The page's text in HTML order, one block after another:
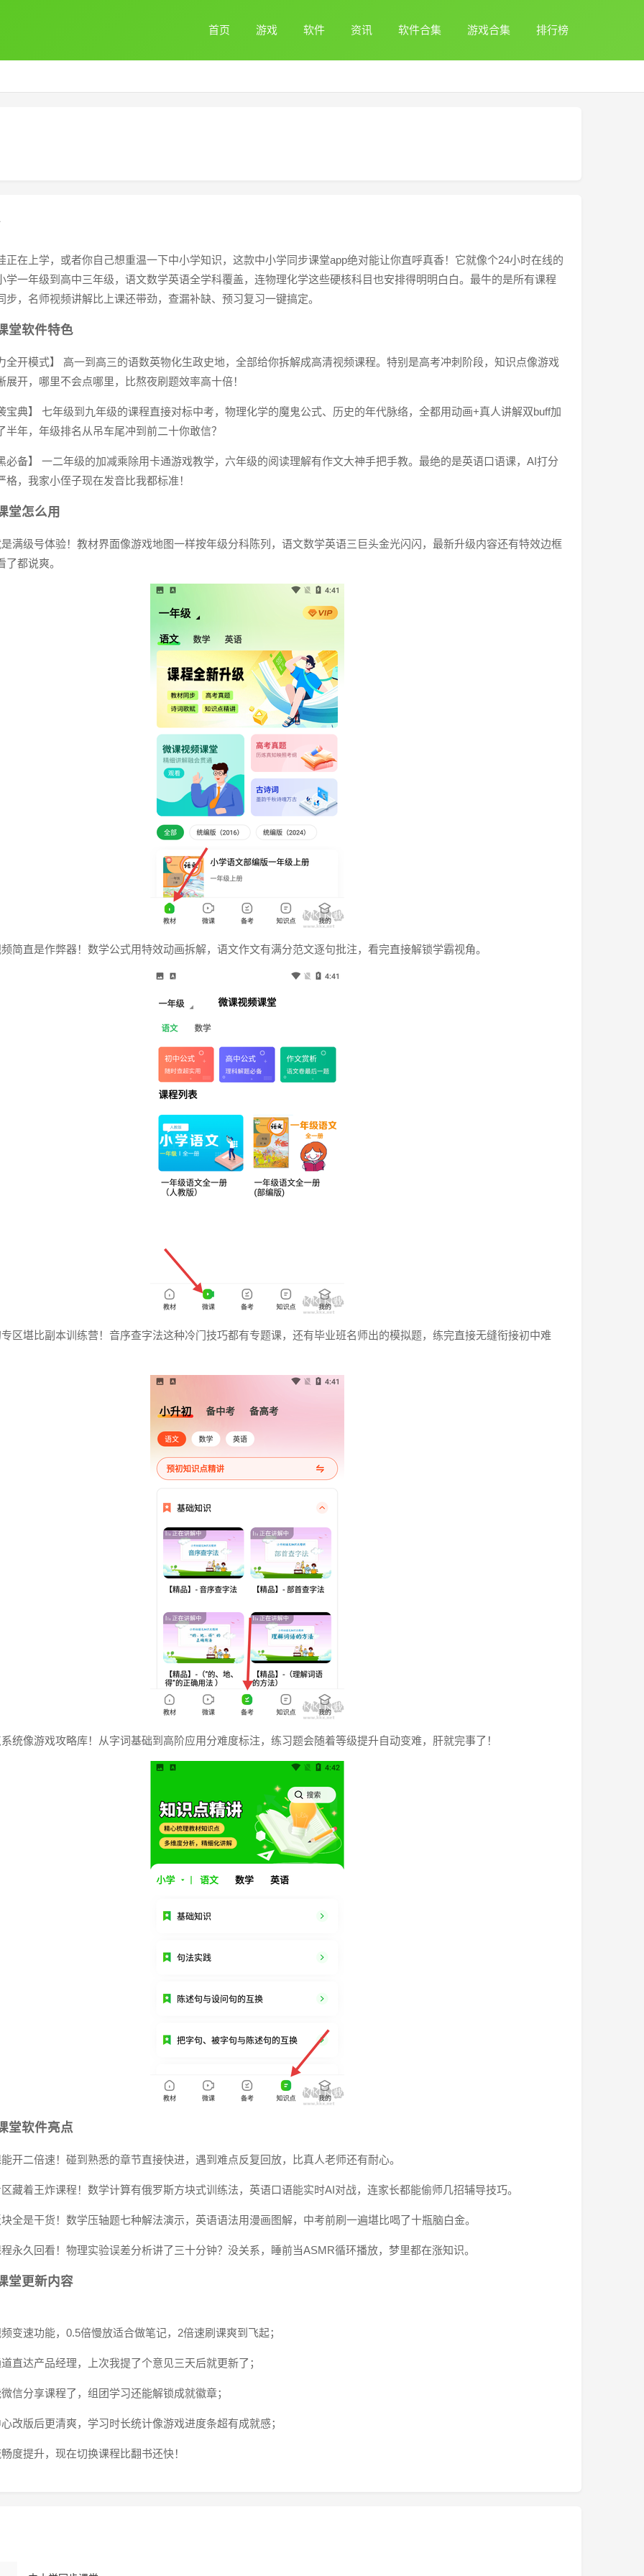
首页 游戏 软件 资讯 软件合集 游戏合集 排行榜
正在上学，或者你自己想重温一下中小学知识，这款中小学同步课堂app绝对能让你直呼真香！它就像个24小时在线的
学一年级到高中三年级，语文数学英语全学科覆盖，连物理化学这些硬核科目也安排得明明白白。最牛的是所有课程
步，名师视频讲解比上课还带劲，查漏补缺、预习复习一键搞定。
堂软件特色
全开模式】 高一到高三的语数英物化生政史地，全部给你拆解成高清视频课程。特别是高考冲刺阶段，知识点像游戏
展开，哪里不会点哪里，比熬夜刷题效率高十倍！
宝典】 七年级到九年级的课程直接对标中考，物理化学的魔鬼公式、历史的年代脉络，全都用动画+真人讲解双buff加
半年，年级排名从吊车尾冲到前二十你敢信？
必备】 一二年级的加减乘除用卡通游戏教学，六年级的阅读理解有作文大神手把手教。最绝的是英语口语课，AI打分
格，我家小侄子现在发音比我都标准！
堂怎么用
满级号体验！教材界面像游戏地图一样按年级分科陈列，语文数学英语三巨头金光闪闪，最新升级内容还有特效边框
都说爽。
简直是作弊器！数学公式用特效动画拆解，语文作文有满分范文逐句批注，看完直接解锁学霸视角。
区堪比副本训练营！音序查字法这种冷门技巧都有专题课，还有毕业班名师出的模拟题，练完直接无缝衔接初中难
统像游戏攻略库！从字词基础到高阶应用分难度标注，练习题会随着等级提升自动变难，肝就完事了！
堂软件亮点
开二倍速！碰到熟悉的章节直接快进，遇到难点反复回放，比真人老师还有耐心。
藏着王炸课程！数学计算有俄罗斯方块式训练法，英语口语能实时AI对战，连家长都能偷师几招辅导技巧。
全是干货！数学压轴题七种解法演示，英语语法用漫画图解，中考前刷一遍堪比喝了十瓶脑白金。
永久回看！物理实验误差分析讲了三十分钟？没关系，睡前当ASMR循环播放，梦里都在涨知识。
堂更新内容
变速功能，0.5倍慢放适合做笔记，2倍速刷课爽到飞起；
直达产品经理，上次我提了个意见三天后就更新了；
信分享课程了，组团学习还能解锁成就徽章；
改版后更清爽，学习时长统计像游戏进度条超有成就感；
度提升，现在切换课程比翻书还快！